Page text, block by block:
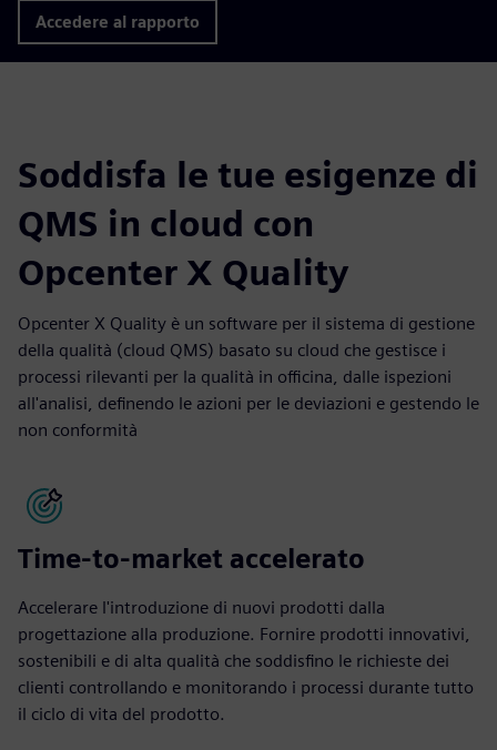
Accedere al rapporto
Soddisfa le tue esigenze di
QMS in cloud con
Opcenter X Quality
Opcenter X Quality è un software per il sistema di gestione
della qualità (cloud QMS) basato su cloud che gestisce i
processi rilevanti per la qualità in officina, dalle ispezioni
all'analisi, definendo le azioni per le deviazioni e gestendo le
non conformità
Time-to-market accelerato
Accelerare l'introduzione di nuovi prodotti dalla
progettazione alla produzione. Fornire prodotti innovativi,
sostenibili e di alta qualità che soddisfino le richieste dei
clienti controllando e monitorando i processi durante tutto
il ciclo di vita del prodotto.